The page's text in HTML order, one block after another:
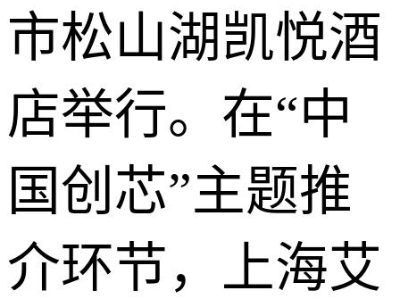
市松山湖凯悦酒
店举行。在“中
国创芯”主题推
介环节，上海艾